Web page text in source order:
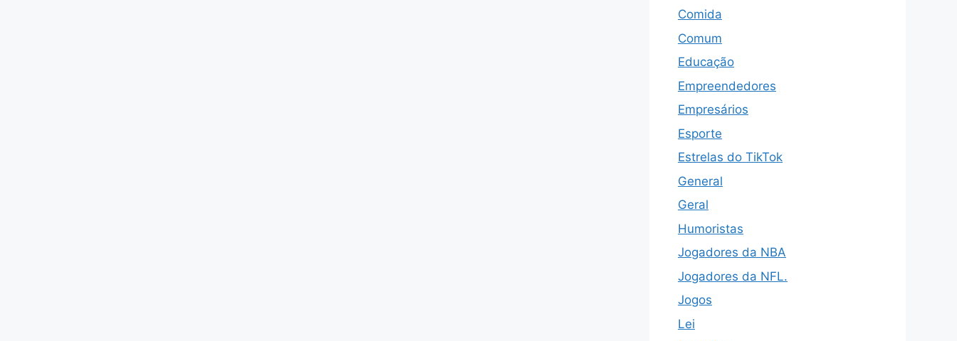
Comida
Comum
Educação
Empreendedores
Empresários
Esporte
Estrelas do TikTok
General
Geral
Humoristas
Jogadores da NBA
Jogadores da NFL.
Jogos
Lei